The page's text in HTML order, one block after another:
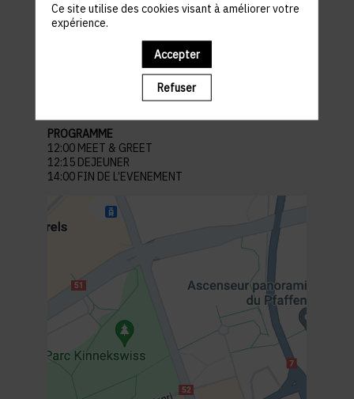
ACCÈS ET STATIONNEMENT
21 All. Scheffer, L-2520 Limpertsberg Luxembourg
Parking recommandé :Parking Glacis.
PROGRAMME
12:00 MEET & GREET
12:15 DEJEUNER
14:00 FIN DE L’EVENEMENT
Ce site utilise des cookies visant à améliorer votre
expérience.
Accepter
Refuser